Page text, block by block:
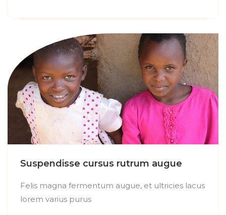
Suspendisse cursus rutrum augue
Felis magna fermentum augue, et ultricies lacus
lorem varius purus